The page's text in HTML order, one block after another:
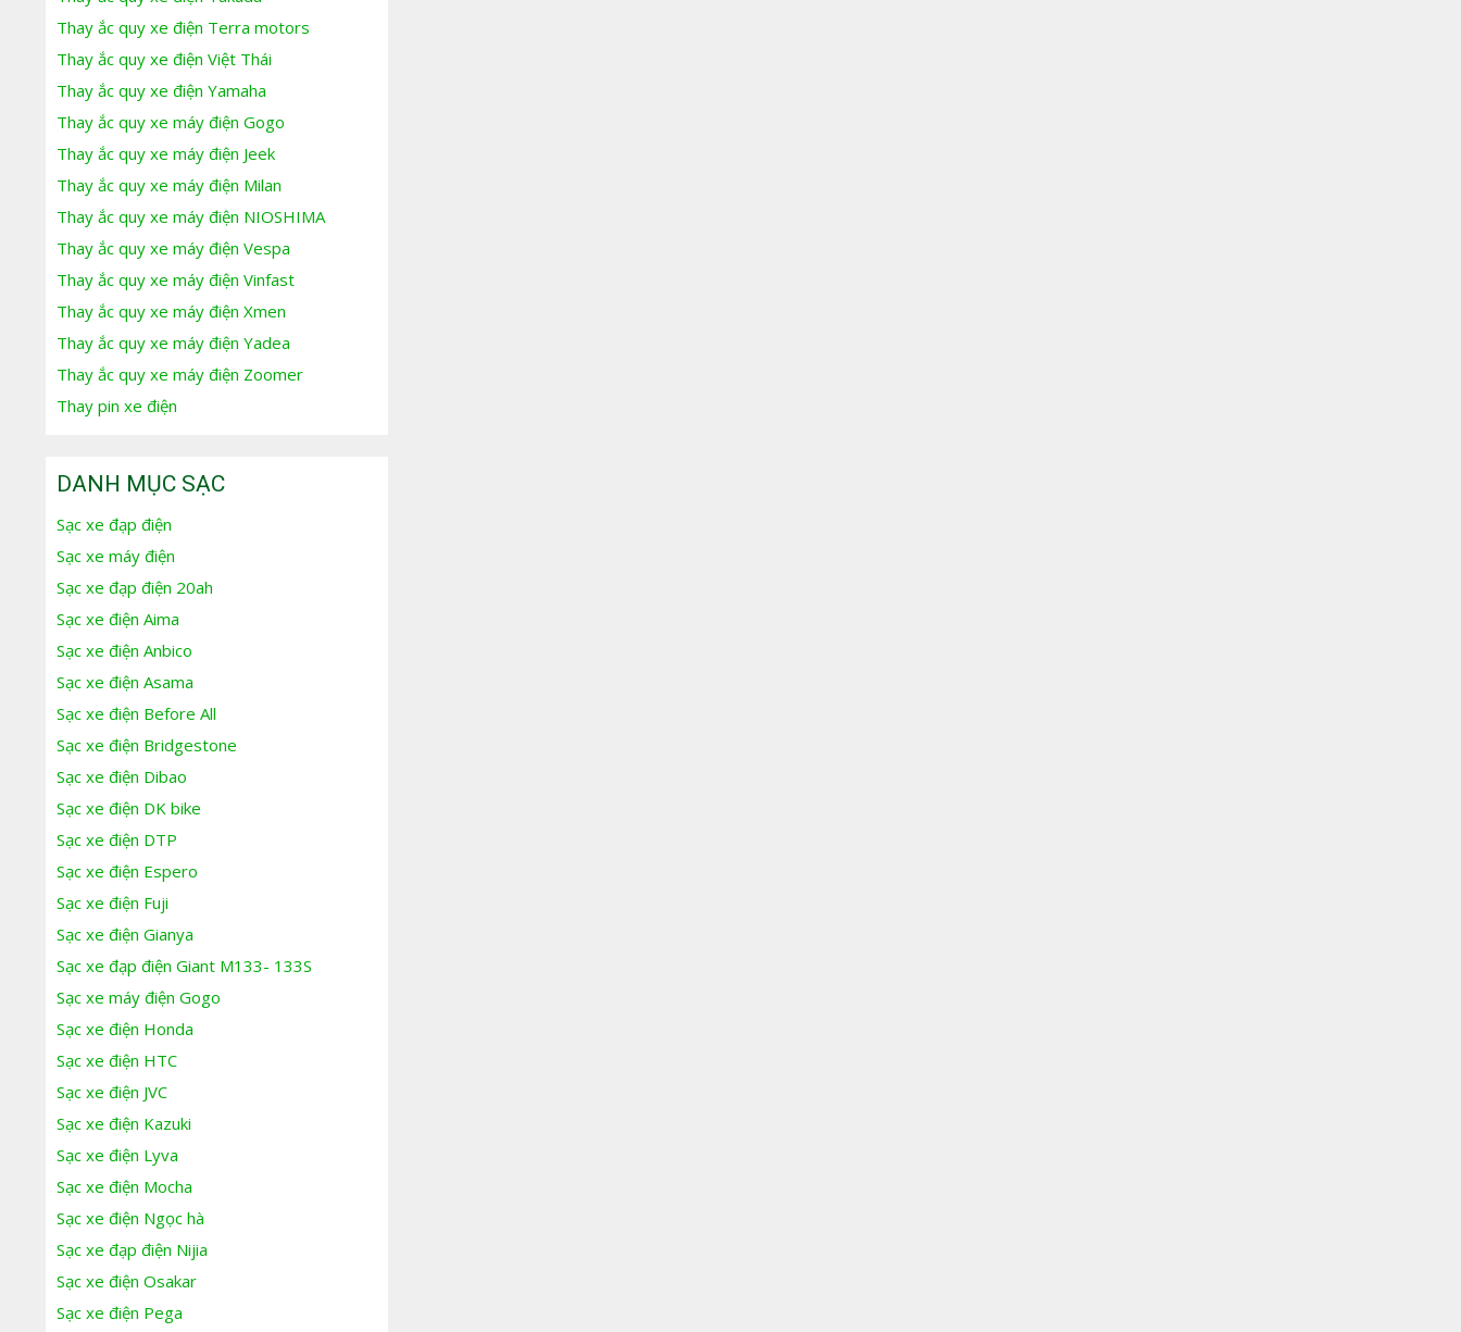
Thay ắc quy xe điện Terra motors
Thay ắc quy xe điện Việt Thái
Thay ắc quy xe điện Yamaha
Thay ắc quy xe máy điện Gogo
Thay ắc quy xe máy điện Jeek
Thay ắc quy xe máy điện Milan
Thay ắc quy xe máy điện NIOSHIMA
Thay ắc quy xe máy điện Vespa
Thay ắc quy xe máy điện Vinfast
Thay ắc quy xe máy điện Xmen
Thay ắc quy xe máy điện Yadea
Thay ắc quy xe máy điện Zoomer
Thay pin xe điện
DANH MỤC SẠC
Sạc xe đạp điện
Sạc xe máy điện
Sạc xe đạp điện 20ah
Sạc xe điện Aima
Sạc xe điện Anbico
Sạc xe điện Asama
Sạc xe điện Before All
Sạc xe điện Bridgestone
Sạc xe điện Dibao
Sạc xe điện DK bike
Sạc xe điện DTP
Sạc xe điện Espero
Sạc xe điện Fuji
Sạc xe điện Gianya
Sạc xe đạp điện Giant M133- 133S
Sạc xe máy điện Gogo
Sạc xe điện Honda
Sạc xe điện HTC
Sạc xe điện JVC
Sạc xe điện Kazuki
Sạc xe điện Lyva
Sạc xe điện Mocha
Sạc xe điện Ngọc hà
Sạc xe đạp điện Nijia
Sạc xe điện Osakar
Sạc xe điện Pega